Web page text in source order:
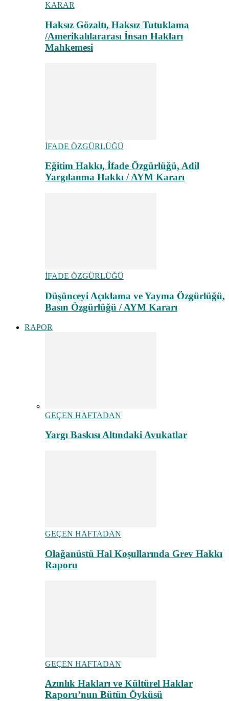
KARAR
Haksız Gözaltı, Haksız Tutuklama
/Amerikalılararası İnsan Hakları
Mahkemesi
İFADE ÖZGÜRLÜĞÜ
Eğitim Hakkı, İfade Özgürlüğü, Adil
Yargılanma Hakkı / AYM Kararı
İFADE ÖZGÜRLÜĞÜ
Düşünceyi Açıklama ve Yayma Özgürlüğü,
Basın Özgürlüğü / AYM Kararı
RAPOR
GEÇEN HAFTADAN
Yargı Baskısı Altındaki Avukatlar
GEÇEN HAFTADAN
Olağanüstü Hal Koşullarında Grev Hakkı
Raporu
GEÇEN HAFTADAN
Azınlık Hakları ve Kültürel Haklar
Raporu’nun Bütün Öyküsü